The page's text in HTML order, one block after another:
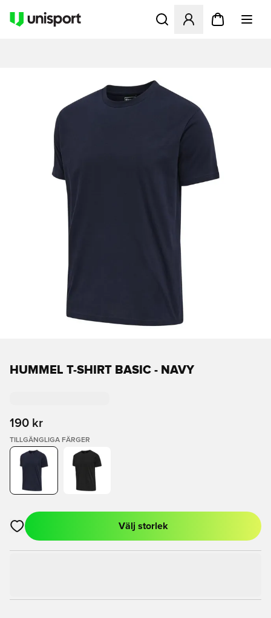
Öppnar en Modal för att
HUMMEL T-SHIRT BASIC - NAVY
190 kr
TILLGÄNGLIGA FÄRGER
Öppnar en Modal för att logga in eller registrera dig som
Välj storlek